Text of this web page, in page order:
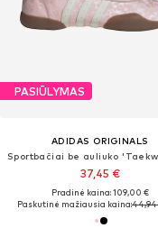
PASIŪLYMAS
ADIDAS ORIGINALS
37,45 €
Pradinė kaina: 109,00 €
Paskutinė mažiausia kaina:44,94